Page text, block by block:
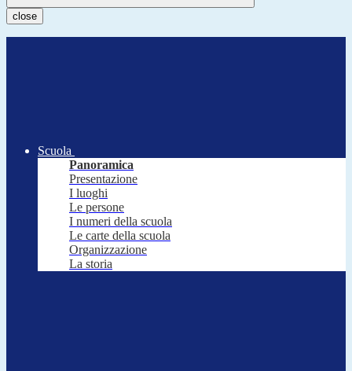
close
Scuola
Panoramica
Presentazione
I luoghi
Le persone
I numeri della scuola
Le carte della scuola
Organizzazione
La storia